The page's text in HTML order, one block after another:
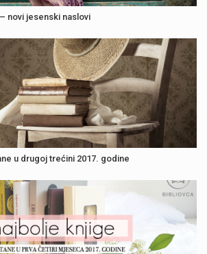
novi jesenski naslovi
u drugoj trećini 2017. godine